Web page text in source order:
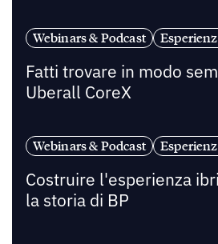
Webinars & Podcast
Fatti trovare in modo
Uberall CoreX
Webinars & Podcast
Costruire l'esperienza
la storia di BP